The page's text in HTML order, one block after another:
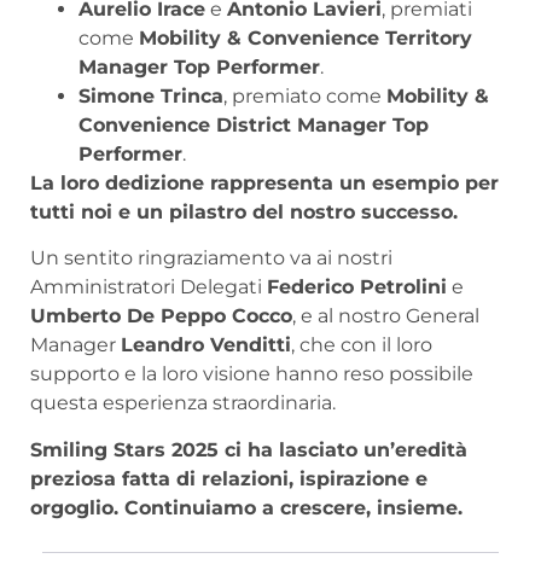
Aurelio Irace e Antonio Lavieri, premiati
come Mobility & Convenience Territory
Manager Top Performer.
Simone Trinca, premiato come Mobility &
Convenience District Manager Top
Performer.
La loro dedizione rappresenta un esempio per
tutti noi e un pilastro del nostro successo.
Un sentito ringraziamento va ai nostri
Amministratori Delegati Federico Petrolini e
Umberto De Peppo Cocco, e al nostro General
Manager Leandro Venditti, che con il loro
supporto e la loro visione hanno reso possibile
questa esperienza straordinaria.
Smiling Stars 2025 ci ha lasciato un’eredità
preziosa fatta di relazioni, ispirazione e
orgoglio. Continuiamo a crescere, insieme.